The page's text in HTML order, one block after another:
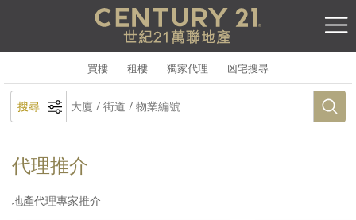
買樓 租樓 獨家代理 凶宅搜尋
搜尋
代理推介
地產代理專家推介